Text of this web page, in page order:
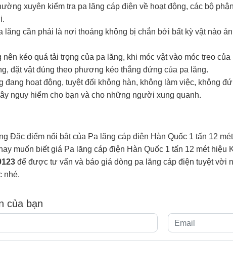
xuyên kiểm tra pa lăng cáp điện về hoạt động, các bộ
lăng cần phải là nơi thoáng không bị chắn bởi bất kỳ vật nào
nên kéo quá tải trọng của pa lăng, khi móc vật vào móc treo
đặt vật đúng theo phương kéo thẳng đứng của pa lăng.
đang hoạt động, tuyệt đối không hàn, không làm việc, không
nguy hiểm cho bạn và cho những người xung quanh.
Đặc điểm nổi bật của Pa lăng cáp điện Hàn Quốc 1 tấn 12
muốn biết giá Pa lăng cáp điện Hàn Quốc 1 tấn 12 mét hiệu
để được tư vấn và báo giá dòng pa lăng cáp điện tuyệt vời
nhé.
của bạn